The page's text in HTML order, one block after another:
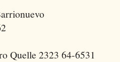
Quelle 2323 64-6531